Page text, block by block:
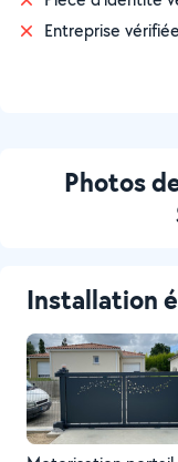
Entreprise vérifiée
Photos
Installation